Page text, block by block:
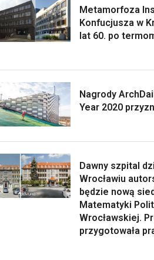
Metamorfoza
Konfucjusza w
lat 60. po
Nagrody
Year 2020
Dawny szpital
Wrocławiu
będzie nową
Matematyki
Wrocławskiej.
przygotowała